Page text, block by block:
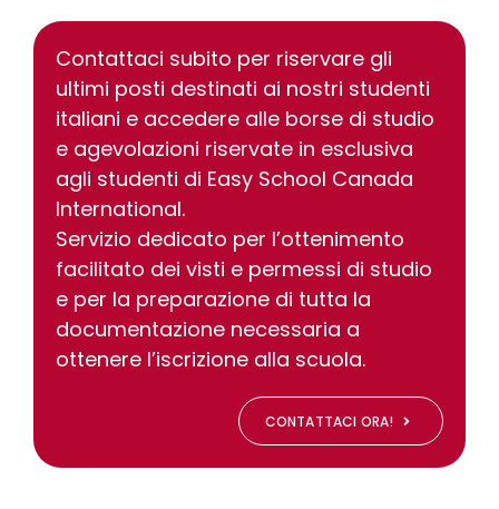
Contattaci subito per riservare gli
ultimi posti destinati ai nostri studenti
italiani e accedere alle borse di studio
e agevolazioni riservate in esclusiva
agli studenti di Easy School Canada
International.
Servizio dedicato per l’ottenimento
facilitato dei visti e permessi di studio
e per la preparazione di tutta la
documentazione necessaria a
ottenere l’iscrizione alla scuola.
CONTATTACI ORA!